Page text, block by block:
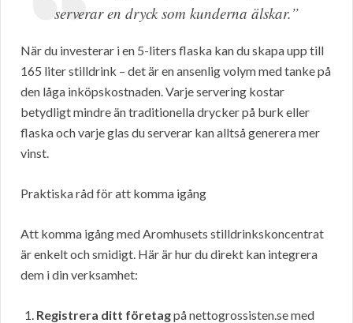
serverar en dryck som kunderna älskar.”
När du investerar i en 5-liters flaska kan du skapa upp till
165 liter stilldrink – det är en ansenlig volym med tanke på
den låga inköpskostnaden. Varje servering kostar
betydligt mindre än traditionella drycker på burk eller
flaska och varje glas du serverar kan alltså generera mer
vinst.
Praktiska råd för att komma igång
Att komma igång med Aromhusets stilldrinkskoncentrat
är enkelt och smidigt. Här är hur du direkt kan integrera
dem i din verksamhet:
Registrera ditt företagpå nettogrossisten.se med